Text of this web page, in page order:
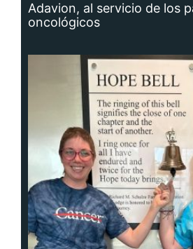
Adavion, al servicio de los
oncológicos